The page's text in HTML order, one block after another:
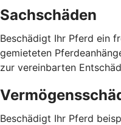
Sachschäden
Beschädigt Ihr Pferd ein
gemieteten
zur vereinbarten
Beschädigt Ihr Pferd